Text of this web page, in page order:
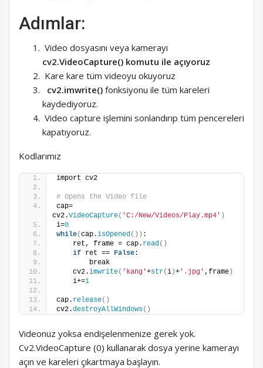
Adımlar:
Video dosyasını veya kamerayı
cv2.VideoCapture() komutu ile açıyoruz
Kare kare tüm videoyu okuyoruz
cv2.imwrite() fonksiyonu ile tüm kareleri
kaydediyoruz.
Video capture işlemini sonlandırıp tüm pencereleri
kapatıyoruz.
Kodlarımız
import cv2
# Opens the Video file
cap=
cv2.VideoCapture( 'C:/New/Videos/Play.mp4' )
i=0
while(cap.isOpened()) :
    ret, frame = cap.
read()
if ret == False:
        break
    cv2.
imwrite( 'kang'+str(i )+ '.jpg' ,frame )
    i+=
1
cap. release()
cv2.destroyAllWindows()
Videonuz yoksa endişelenmenize gerek yok.
Cv2.VideoCapture (0) kullanarak dosya yerine kamerayı
açın ve kareleri çıkartmaya başlayın.